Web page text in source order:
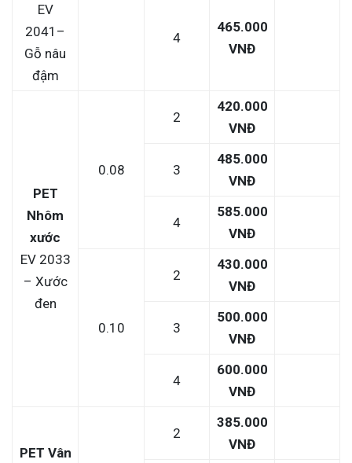
EV
2041–
Gỗ nâu
đậm
4
465.000
VNĐ
PET
Nhôm
xước
EV 2033
– Xước
đen
0.08
2
420.000
VNĐ
3
485.000
VNĐ
4
585.000
VNĐ
0.10
2
430.000
VNĐ
3
500.000
VNĐ
4
600.000
VNĐ
PET Vân
2
385.000
VNĐ